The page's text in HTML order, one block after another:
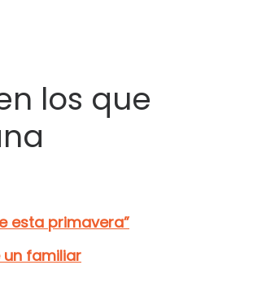
los que
esta primavera”
familiar